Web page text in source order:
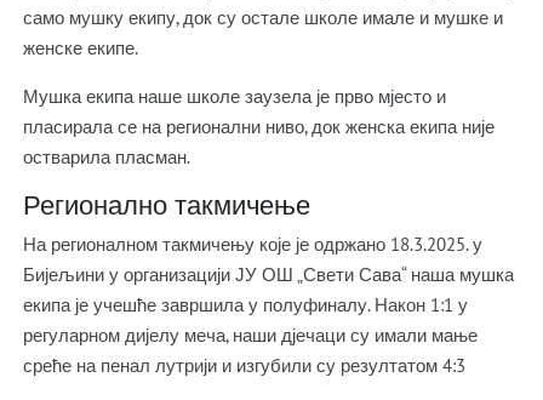
само мушку екипу, док су остале школе имале и мушке и
женске екипе.
Мушка екипа наше школе заузела је прво мјесто и
пласирала се на регионални ниво, док женска екипа није
остварила пласман.
Регионално такмичење
На регионалном такмичењу које је одржано 18.3.2025. у
Бијељини у организацији ЈУ ОШ „Свети Сава“ наша мушка
екипа је учешће завршила у полуфиналу. Након 1:1 у
регуларном дијелу меча, наши дјечаци су имали мање
среће на пенал лутрији и изгубили су резултатом 4:3